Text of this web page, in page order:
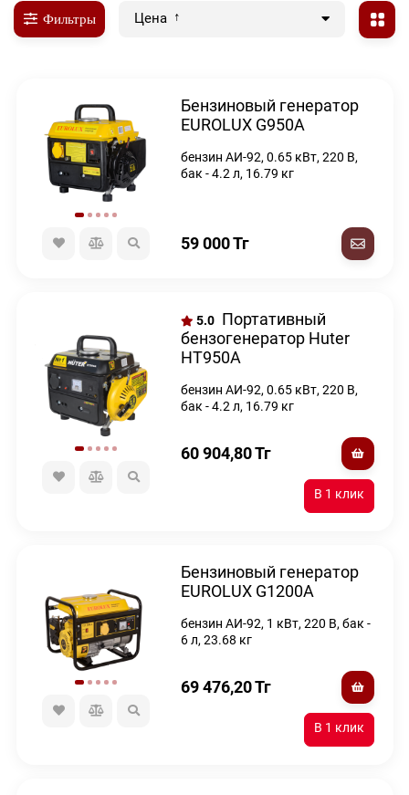
Фильтры Цена
Бензиновый генератор
EUROLUX G950A
бензин АИ-92, 0.65 кВт, 220 В,
бак - 4.2 л, 16.79 кг
59 000Тг
5.0 Портативный
бензогенератор Huter
HT950A
бензин АИ-92, 0.65 кВт, 220 В,
бак - 4.2 л, 16.79 кг
60 904,80Тг
Бензиновый генератор
EUROLUX G1200A
бензин АИ-92, 1 кВт, 220 В, бак -
6 л, 23.68 кг
69 476,20Тг